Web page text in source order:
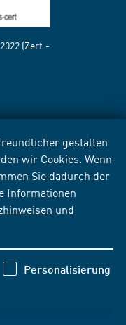
gestalten
wir Cookies. Wenn
Sie dadurch der
Informationen
und
Personalisierung
(Zert.-